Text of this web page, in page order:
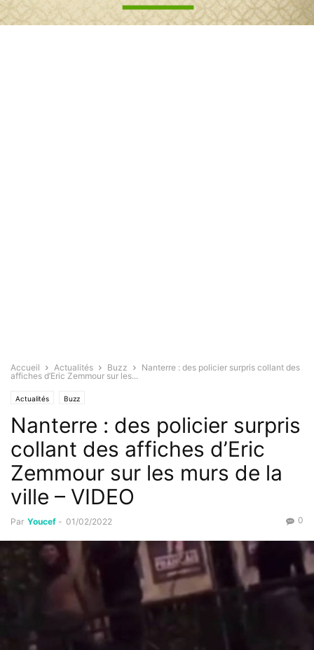
Accueil Actualités Buzz
Nanterre : des policier surpris collant des
affiches d’Eric Zemmour sur les...
Actualités Buzz
Nanterre : des policier surpris
collant des affiches d’Eric
Zemmour sur les murs de la
ville – VIDEO
Par Youcef - 01/02/2022 0